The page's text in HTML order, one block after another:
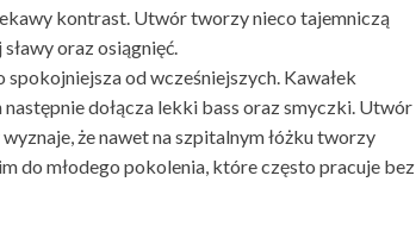
kontrast. Utwór tworzy nieco tajemniczą
oraz osiągnięć.
od wcześniejszych. Kawałek
dołącza lekki bass oraz smyczki. Utwór
że nawet na szpitalnym łóżku tworzy
do młodego pokolenia, które często pracuje bez